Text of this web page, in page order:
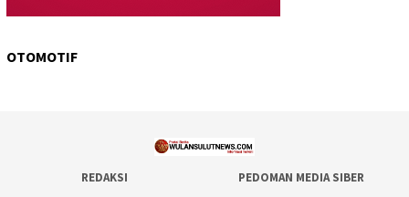
OTOMOTIF
REDAKSI
PEDOMAN MEDIA SIBER